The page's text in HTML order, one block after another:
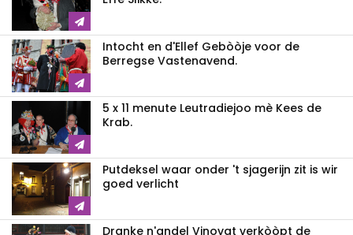
Intocht en d'Ellef Gebòòje voor de
Berregse Vastenavend.
5 x 11 menute Leutradiejoo mè Kees de
Krab.
Putdeksel waar onder 't sjagerijn zit is wir
goed verlicht
Dranke n'andel Vinovat verkòòpt de